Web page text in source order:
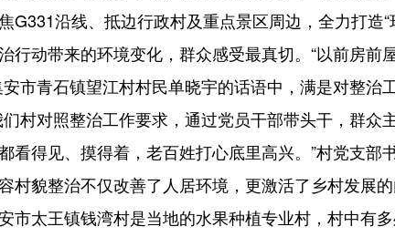
G331沿线、抵边行政村及重点景区周边，全力打造
行动带来的环境变化，群众感受最真切。“以前房
安市青石镇望江村村民单晓宇的话语中，满是对整治
们村对照整治工作要求，通过党员干部带头干，群
看得见、摸得着，老百姓打心底里高兴。”村党支部
村貌整治不仅改善了人居环境，更激活了乡村发展的
市太王镇钱湾村是当地的水果种植专业村，村中有